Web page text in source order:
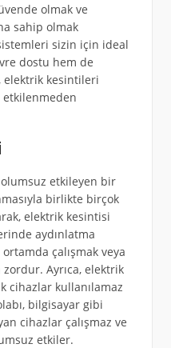
olmak ve
sahip olmak
sizin için ideal
dostu hem de
elektrik kesintileri
etkilenmeden
olumsuz etkileyen bir
birlikte birçok
elektrik kesintisi
aydınlatma
çalışmak veya
Ayrıca, elektrik
cihazlar kullanılamaz
bilgisayar gibi
cihazlar çalışmaz ve
etkiler.